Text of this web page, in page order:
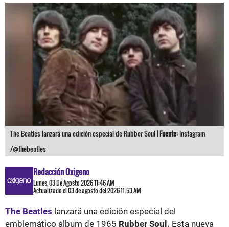
The Beatles lanzará una edición especial de Rubber Soul |Fuente: Instagram
/@thebeatles
Redacción Oxigeno
Lunes, 03 De Agosto 2026 11:46 AM
Actualizado el 03 de agosto del 2026 11:53 AM
The Beatles lanzará una edición especial del
emblemático álbum de 1965 Rubber Soul. Esta nueva